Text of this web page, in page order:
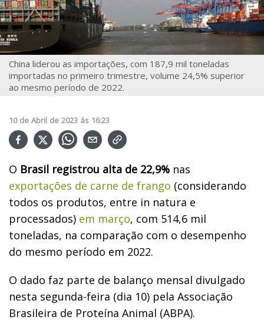
China liderou as importações, com 187,9 mil toneladas
importadas no primeiro trimestre, volume 24,5% superior
ao mesmo período de 2022.
10 de Abril de 2023 ás 16:23
O Brasil registrou alta de 22,9% nas
exportações de carne de frango (considerando
todos os produtos, entre in natura e
processados) em março, com 514,6 mil
toneladas, na comparação com o desempenho
do mesmo período em 2022.
O dado faz parte de balanço mensal divulgado
nesta segunda-feira (dia 10) pela Associação
Brasileira de Proteína Animal (ABPA).